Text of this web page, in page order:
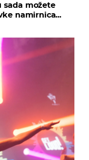
sada možete
namirnica...